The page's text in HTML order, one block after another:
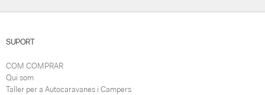
SUPORT
COM COMPRAR
Qui som
Taller per a Autocaravanes i Campers